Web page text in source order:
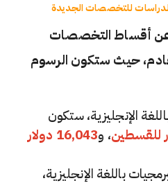
للتخصصات الجديدة
أقساط التخصصات
حيث ستكون الرسوم
الإنجليزية، ستكون
، و
16,043 دولار
باللغة الإنجليزية،